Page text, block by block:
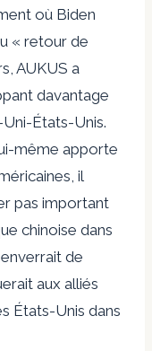
où Biden
« retour de
AUKUS a
davantage
États-Unis.
même apporte
il
pas important
chinoise dans
de
aux alliés
États-Unis dans